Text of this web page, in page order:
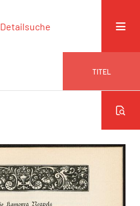
Detailsuche
TITEL